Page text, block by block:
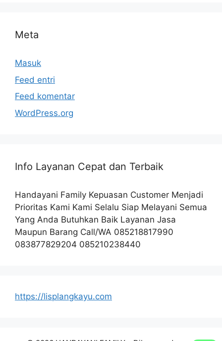
Meta
Masuk
Feed entri
Feed komentar
WordPress.org
Info Layanan Cepat dan Terbaik
Handayani Family Kepuasan Customer Menjadi
Prioritas Kami Kami Selalu Siap Melayani Semua
Yang Anda Butuhkan Baik Layanan Jasa
Maupun Barang Call/WA 085218817990
083877829204 085210238440
https://lisplangkayu.com